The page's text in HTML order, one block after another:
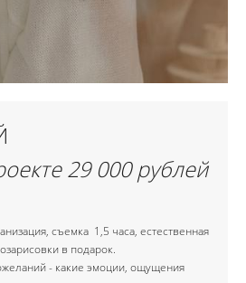
29 000 рублей
съемка 1,5 часа, естественная
в подарок.
- какие эмоции, ощущения